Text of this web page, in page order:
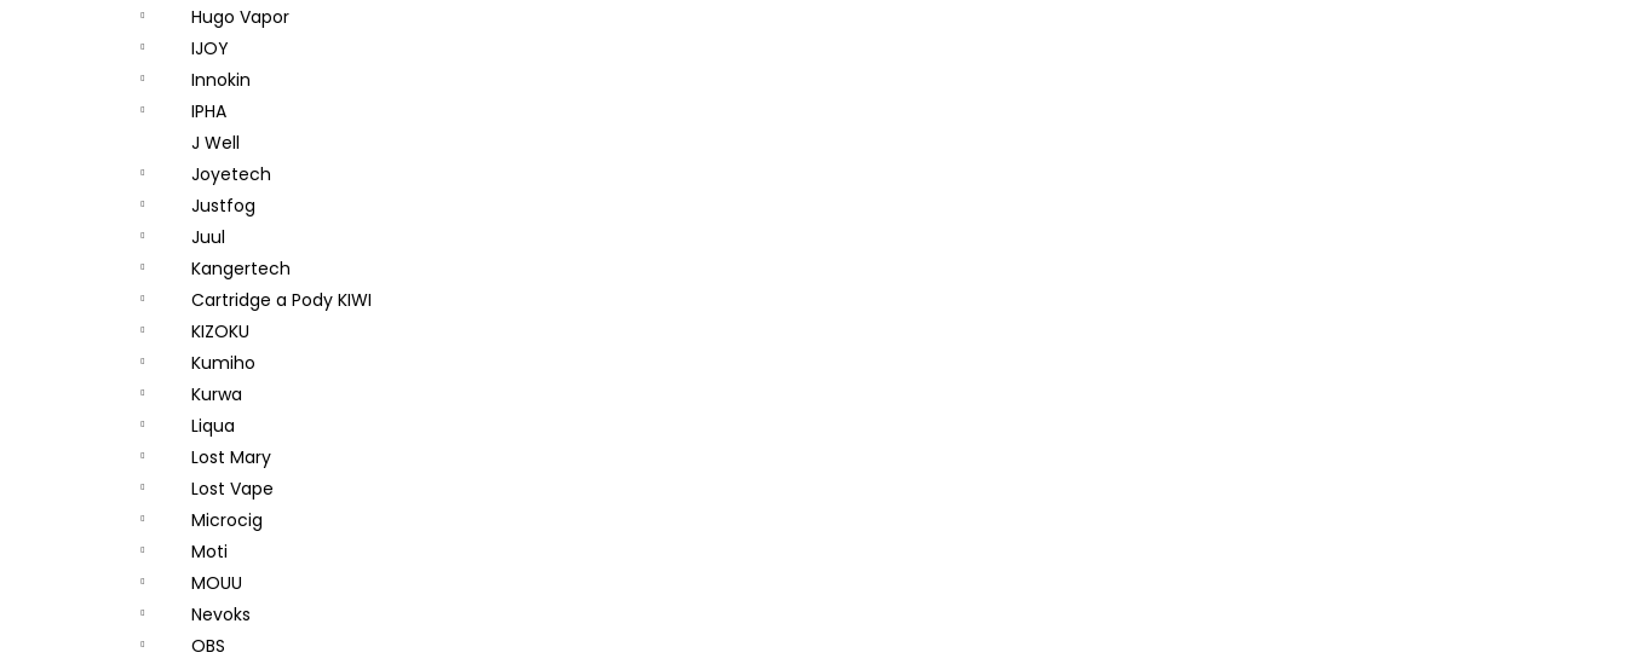
Hugo Vapor
IJOY
Innokin
IPHA
J Well
Joyetech
Justfog
Juul
Kangertech
Cartridge a Pody KIWI
KIZOKU
Kumiho
Kurwa
Liqua
Lost Mary
Lost Vape
Microcig
Moti
MOUU
Nevoks
OBS